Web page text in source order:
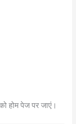
होम पेज पर जाएं।